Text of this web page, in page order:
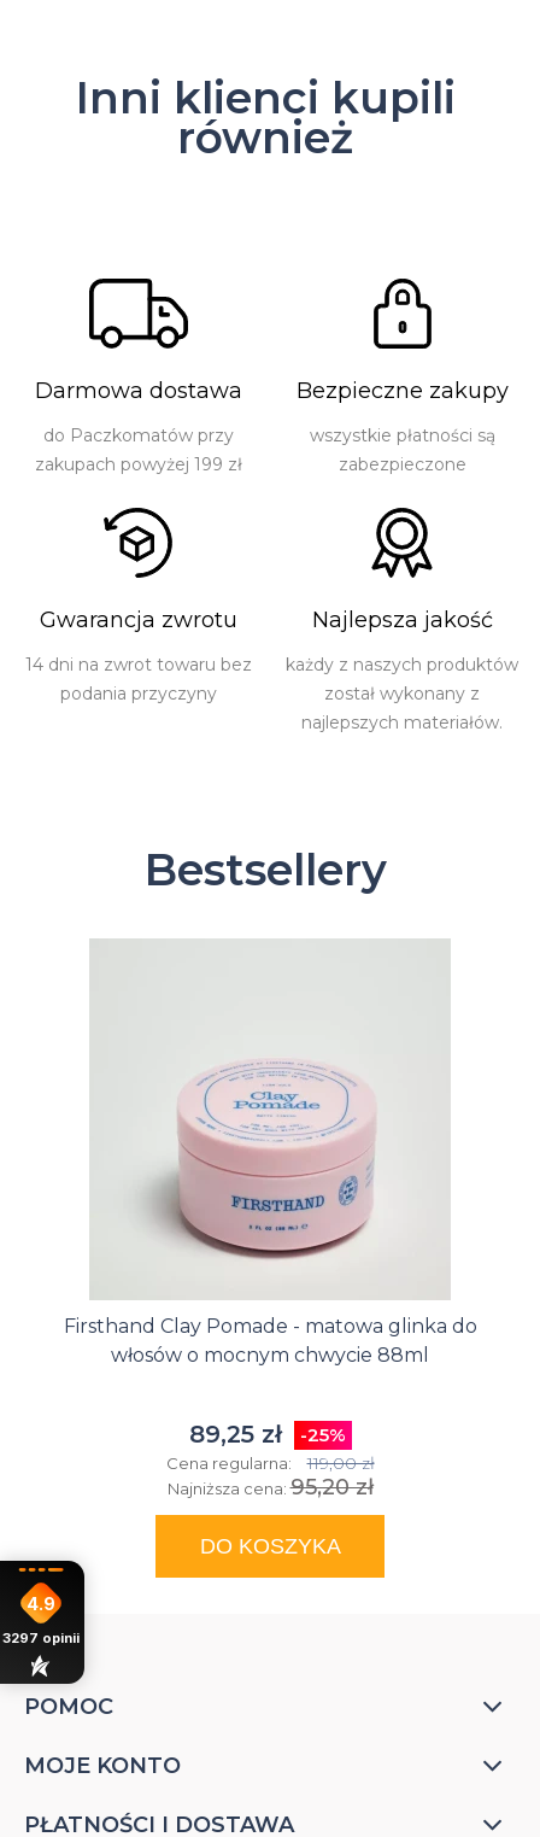
Inni klienci kupili
również
Darmowa dostawa
do Paczkomatów przy
zakupach powyżej 199 zł
Bezpieczne zakupy
wszystkie płatności są
zabezpieczone
Gwarancja zwrotu
14 dni na zwrot towaru bez
podania przyczyny
Najlepsza jakość
każdy z naszych produktów
został wykonany z
najlepszych materiałów.
Bestsellery
Firsthand Clay Pomade - matowa glinka do
włosów o mocnym chwycie 88ml
89,25 zł -25%
Cena regularna: 119,00 zł
Najniższa cena:95,20 zł
DO KOSZYKA
POMOC
MOJE KONTO
PŁATNOŚCI I DOSTAWA
4.9
3297 opinii